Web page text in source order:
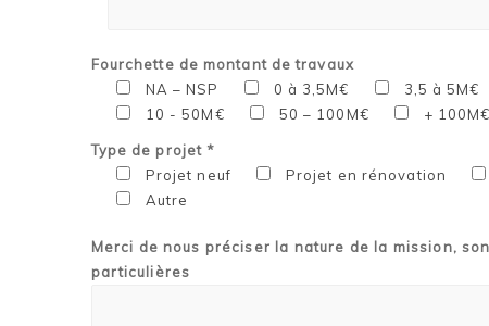
Fourchette de montant de travaux
NA – NSP
0 à 3,5M€ 3,5 à 5M€
10 - 50M€
50 – 100M€ + 100M€
Type de projet *
Projet neuf
Projet en rénovation
Autre
Merci de nous préciser la nature de la mission,
particulières